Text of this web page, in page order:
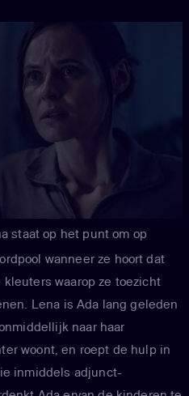
staat op het punt om op
wanneer ze hoort dat
waarop ze toezicht
Lena is Ada lang geleden
naar haar
woont, en roept de hulp in
inmiddels adjunct-